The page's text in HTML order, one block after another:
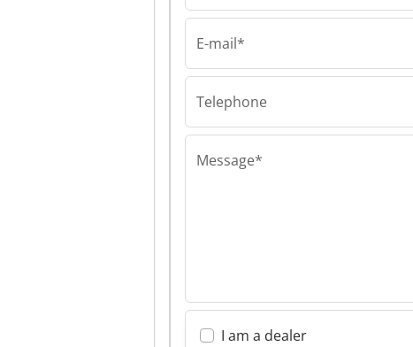
Maschinen GmbH
E-mail*
Telephone
Message*
I am a dealer